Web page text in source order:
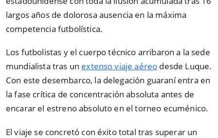
largos años de dolorosa ausencia en la máxima
competencia futbolística.
Los futbolistas y el cuerpo técnico arribaron a la sede
mundialista tras un extenso viaje aéreo desde Luque.
Con este desembarco, la delegación guaraní entra en
la fase crítica de concentración absoluta antes de
encarar el estreno absoluto en el torneo ecuménico.
El viaje se concretó con éxito total tras superar un